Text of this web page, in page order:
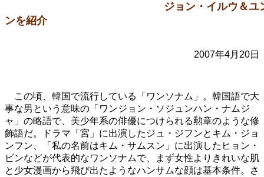
ジョン・イルウ＆ユン・
ンを紹介
2007年4月20日
この頃、韓国で流行している「ワンソナム」。韓国語で大
事な男という意味の「ワンジョン・ソジュンハン・ナムジ
ャ」の略語で、美少年系の俳優につけられる勲章のような修
飾語だ。ドラマ「宮」に出演したジュ・ジフンとキム・ジョ
ンフン、「私の名前はキム・サムスン」に出演したヒョン・
ビンなどが代表的なワンソナムで、まず女性よりきれいな肌
と少女漫画から飛び出たようなハンサムな顔は基本条件。さ